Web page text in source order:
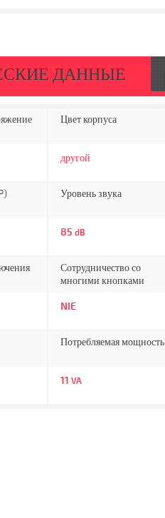
ДАННЫЕ
Цвет корпуса
другой
Уровень звука
85 dB
Сотрудничество со
многими кнопками
NIE
Потребляемая мощность
11 VA